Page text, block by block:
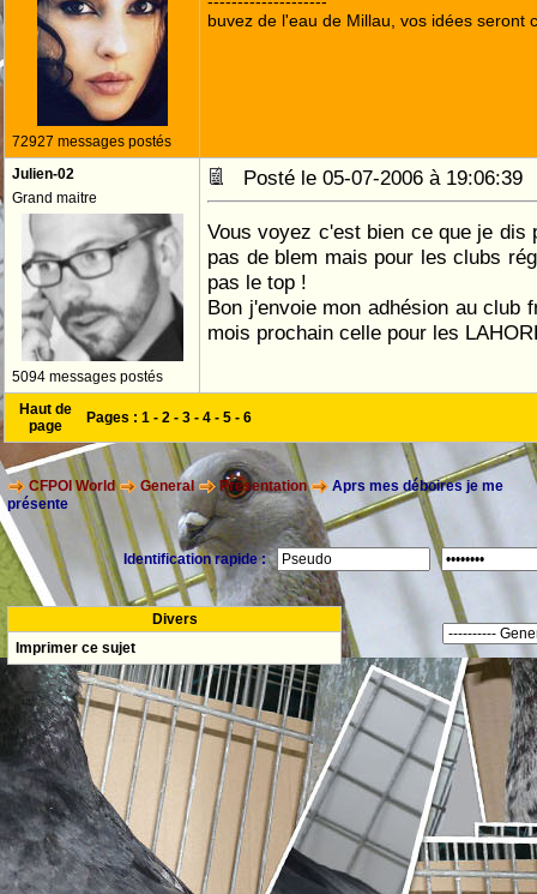
72927 messages postés
buvez de l'eau de Millau, vos idées seront
Julien-02
Grand maitre
5094 messages postés
Posté le 05-07-2006 à
Vous voyez c'est bien ce que je dis
pas de blem mais pour les clubs
pas le top !
Bon j'envoie mon adhésion au club
mois prochain celle pour les
Haut de
page
Pages : 1 - 2 - 3 - 4 - 5 - 6
CFPOI World General Présentation
Aprs mes déboires je me
présente
Identification rapide :
Divers
Imprimer ce sujet